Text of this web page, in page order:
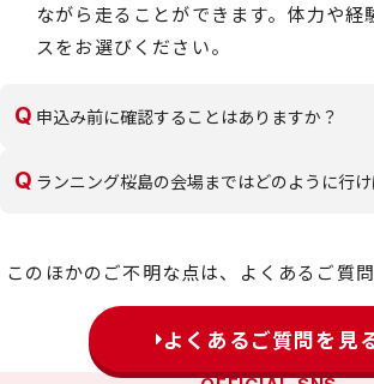
ながら走ることができます。体力や経
スをお選びください。
Q 申込み前に確認することはありますか？
Q ランニング桜島の会場まではどのように行
このほかのご不明な点は、よくあるご質
よくあるご質問を見